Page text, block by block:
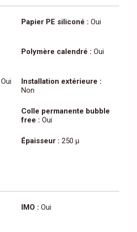
Papier PE siliconé : Oui
Polymère calendré : Oui
Oui
Installation extérieure :
Non
Colle permanente bubble
free : Oui
Épaisseur : 250 µ
IMO : Oui